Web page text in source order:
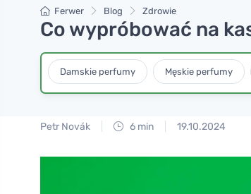
Ferwer Blog Zdrowie
Co wypróbować na
Damskie perfumy Męskie perfumy
Petr Novák 6 min 19.10.2024